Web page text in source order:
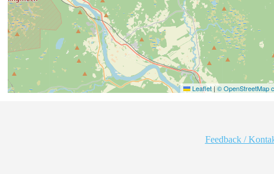
Leaflet | © OpenStreetMap
Feedback /